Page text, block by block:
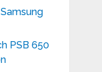
PSB 650